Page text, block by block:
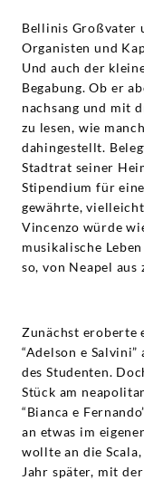
Bellinis Großvater
Organisten und
Und auch der
Begabung. Ob er
nachsang und mit
zu lesen, wie
dahingestellt.
Stadtrat seiner
Stipendium für
gewährte,
Vincenzo würde
musikalische
so, von Neapel
Zunächst eroberte
“Adelson e
des Studenten.
Stück am
“Bianca e
an etwas im
wollte an die
Jahr später, mit